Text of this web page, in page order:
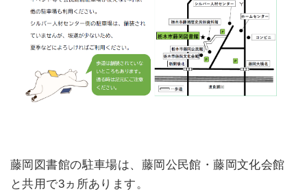
藤岡図書館の駐車場は、藤岡公民館・藤岡文化会館
と共用で3ヵ所あります。